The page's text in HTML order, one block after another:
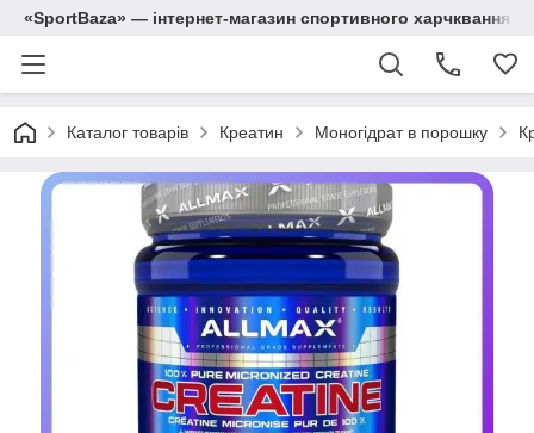
«SportBaza» — інтернет-магазин спортивного харчквання
Каталог товарів Креатин Моногідрат в порошку